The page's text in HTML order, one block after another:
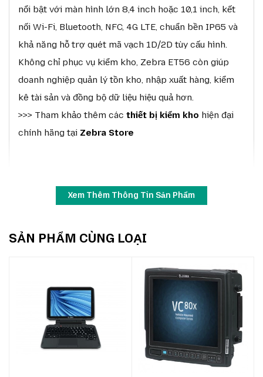
nổi bật với màn hình lớn 8,4 inch hoặc 10,1 inch, kết
nối Wi-Fi, Bluetooth, NFC, 4G LTE, chuẩn bền IP65 và
khả năng hỗ trợ quét mã vạch 1D/2D tùy cấu hình.
Không chỉ phục vụ kiểm kho, Zebra ET56 còn giúp
doanh nghiệp quản lý tồn kho, nhập xuất hàng, kiểm
kê tài sản và đồng bộ dữ liệu hiệu quả hơn.
>>> Tham khảo thêm các thiết bị kiểm kho hiện đại
chính hãng tại Zebra Store
Xem Thêm Thông Tin Sản Phẩm
SẢN PHẨM CÙNG LOẠI